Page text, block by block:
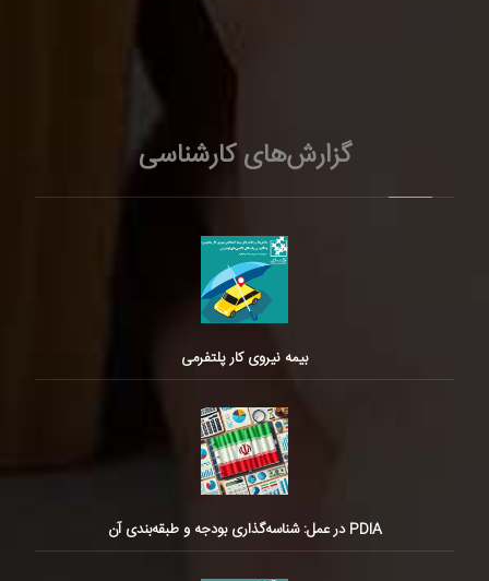
گزارش‌های کارشناسی
بیمه نیروی کار پلتفرمی
PDIA در عمل: شناسه‌گذاری بودجه و طبقه‌بندی آن